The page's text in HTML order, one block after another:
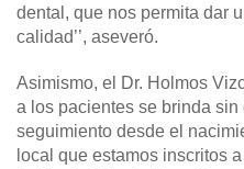
dental, que nos permita dar
calidad’’, aseveró.
Asimismo, el Dr. Holmos
a los pacientes se brinda
seguimiento desde el
local que estamos inscritos